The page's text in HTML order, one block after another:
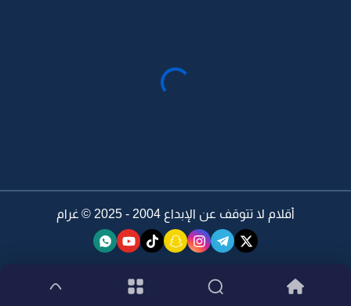
أقلام لا تتوقف عن الإبداع 2004 - 2025 © غرام